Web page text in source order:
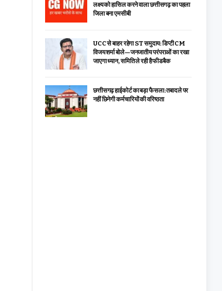
लक्ष्य को हासिल करने वाला छत्तीसगढ़ का पहला
जिला बना एमसीबी
UCC से बाहर रहेगा ST समुदाय: डिप्टी CM
विजय शर्मा बोले—जनजातीय परंपराओं का रखा
जाएगा ध्यान, समिति ले रही है फीडबैक
छत्तीसगढ़ हाईकोर्ट का बड़ा फैसला: तबादले पर
नहीं छिनेगी कर्मचारियों की वरिष्ठता